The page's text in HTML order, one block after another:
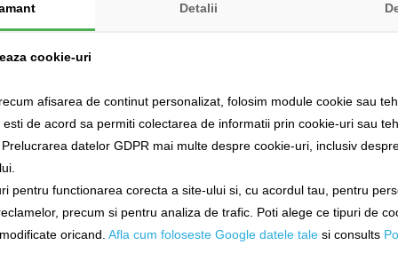
dobândă
cumpărăturile utilizând cardurile de cumpărături emise de băncile
de banca emitentă a cardului.
Detalii
cookie-uri
afisarea de continut personalizat, folosim module cookie sau
esti de acord sa permiti colectarea de informatii prin cookie-uri sau
datelor GDPR mai multe despre cookie-uri, inclusiv
pentru functionarea corecta a site-ului si, cu acordul tau, pentru
precum si pentru analiza de trafic. Poti alege ce tipuri de
oricand. Afla cum foloseste Google datele tale si consults